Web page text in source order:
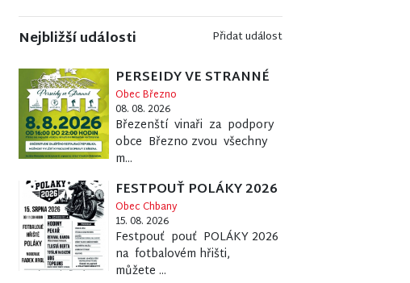
Nejbližší události Přidat událost
PERSEIDY VE STRANNÉ
Obec Březno
08. 08. 2026
Březenští vinaři za podpory
obce Březno zvou všechny
m...
FESTPOUŤ POLÁKY 2026
Obec Chbany
15. 08. 2026
Festpouť pouť POLÁKY 2026
na fotbalovém hřišti,
můžete ...